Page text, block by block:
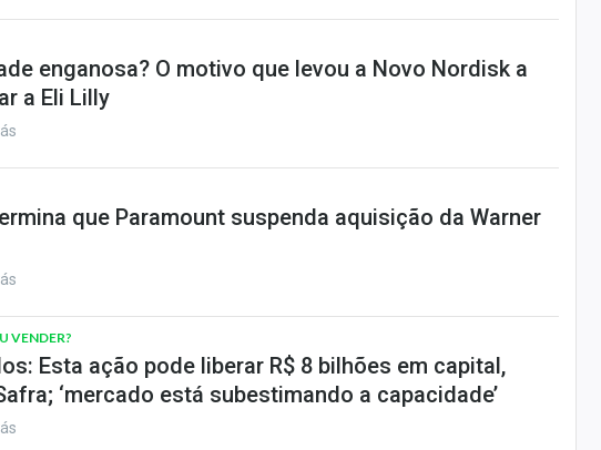
enganosa? O motivo que levou a Novo Nordisk a
a Eli Lilly
que Paramount suspenda aquisição da Warner
VENDER?
Esta ação pode liberar R$ 8 bilhões em capital,
‘mercado está subestimando a capacidade’